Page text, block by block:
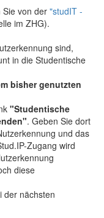
Sie von der "studIT -
im ZHG).
sind,
in die Studentische
bisher genutzten
"Studentische
. Geben Sie dort
und das
Zugang wird
diese
der nächsten